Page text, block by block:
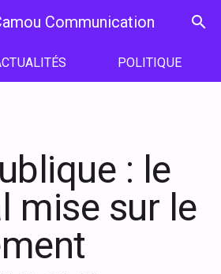
Communication search
POLITIQUE
: le
mise sur le